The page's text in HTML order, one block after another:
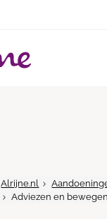
Alrijne.nl
Adviezen en